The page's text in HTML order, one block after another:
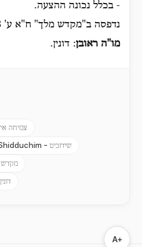
- בכלל נכונה ההצעה.
נדפסה ב"מקדש מלך" ח"א ע' 228.
מו"ה ראובן: דונין.
צמיחה
- שידוכים
מקדש
A+